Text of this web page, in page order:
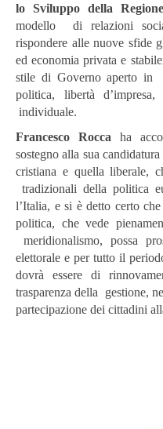
lo Sviluppo della
modello di relazioni
rispondere alle nuove sfide
ed economia privata e
stile di Governo aperto in
politica, libertà
individuale.
Francesco Rocca ha
sostegno alla sua
cristiana e quella liberale,
tradizionali della politica
l’Italia, e si è detto certo
politica, che vede
meridionalismo, possa
elettorale e per tutto il
dovrà essere di
trasparenza della gestione,
partecipazione dei cittadini